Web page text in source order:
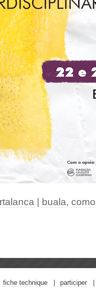
buala,
fiche technique participer